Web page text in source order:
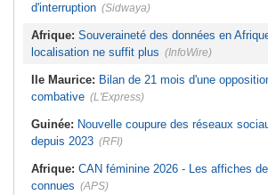
d'interruption (Sidwaya)
Afrique: Souveraineté des données en
localisation ne suffit plus (InfoWire)
Ile Maurice: Bilan de 21 mois d'une
combative (L'Express)
Guinée: Nouvelle coupure des réseaux
depuis 2023 (RFI)
Afrique: CAN féminine 2026 - Les affiches
connues (APS)